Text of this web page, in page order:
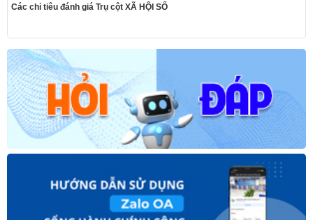
Các chỉ tiêu đánh giá Trụ cột XÃ HỘI SỐ